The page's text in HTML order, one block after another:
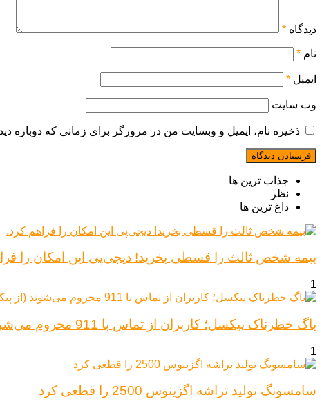
دیدگاه *
نام *
ایمیل *
وب‌ سایت
ذخیره نام، ایمیل و وبسایت من در مرورگر برای زمانی که دوباره
جذاب ترین ها
نظر
داغ ترین ها
بیمه شخص ثالث را قسطی بخرید! دیجی‌پی این امکان را
1
باگ خطرناک پیکسل؛ کاربران از تماس با 911 محروم می‌شوند (از پیکسل ۶ تا ۱۰)
1
سامسونگ تولید تراشه اگزینوس 2500 را قطعی کرد